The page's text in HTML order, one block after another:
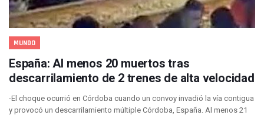
Yussara Canales Presenta La “ley Clarisa” Contra
Muere “Ma Nena”, La Abuelita Mexicana Que Se Robó El
Empresario De Vallarta Participa En La Feria De
Localizan Cuatro Vehículos Robados En Puerto Vallarta
CANIRAC Vallarta–Bahía De Banderas Reelige A Martha
Reportan Poncha Llantas En Carretera Compostela–Las
La Marina Decomisa 39 Máquinas Tragamonedas En
Talento Vallartense Llegó A Canadá Y Abre Camino Para
MUNDO
España: Al menos 20 muertos tras
descarrilamiento de 2 trenes de alta velocidad
-El choque ocurrió en Córdoba cuando un convoy invadió la vía contigua
y provocó un descarrilamiento múltiple Córdoba, España. Al menos 21